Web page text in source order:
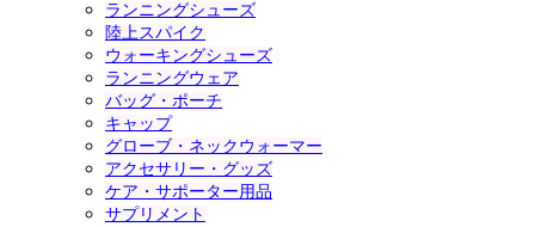
ランニングシューズ
陸上スパイク
ウォーキングシューズ
ランニングウェア
バッグ・ポーチ
キャップ
グローブ・ネックウォーマー
アクセサリー・グッズ
ケア・サポーター用品
サプリメント